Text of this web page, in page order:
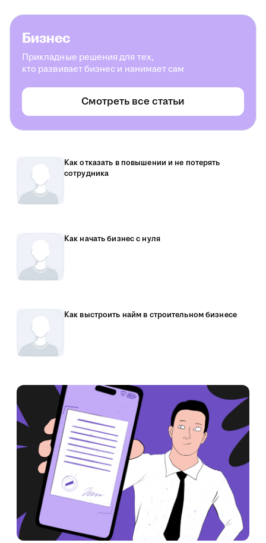
Бизнес
Прикладные решения для тех,
кто развивает бизнес и нанимает сам
Смотреть все статьи
Как отказать в повышении и не потерять
сотрудника
Как начать бизнес с нуля
Как выстроить найм в строительном бизнесе